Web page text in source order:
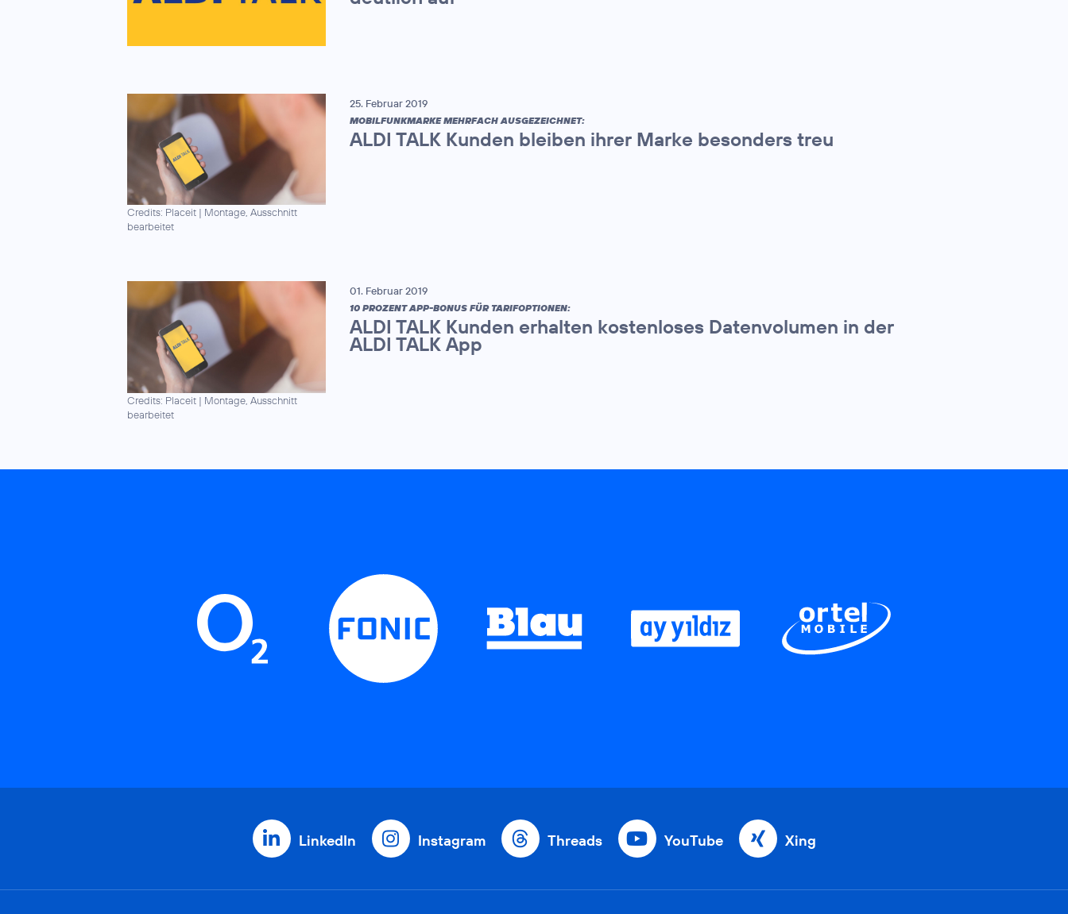
Credits: Placeit | Montage, Ausschnitt
bearbeitet
25. Februar 2019
MOBILFUNKMARKE MEHRFACH AUSGEZEICHNET:
ALDI TALK Kunden bleiben ihrer Marke besonders treu
Credits: Placeit | Montage, Ausschnitt
bearbeitet
01. Februar 2019
10 PROZENT APP-BONUS FÜR TARIFOPTIONEN:
ALDI TALK Kunden erhalten kostenloses Datenvolumen in der
ALDI TALK App
LinkedIn Instagram Threads YouTube Xing